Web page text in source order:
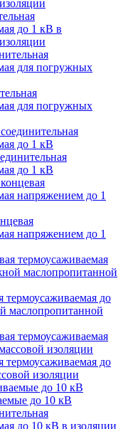
до 1 кВ в
для погружных
до 1 кВ
напряжением до 1
термоусаживаемая до
маслопропитанной
термоусаживаемая до
изоляции
до 10 кВ